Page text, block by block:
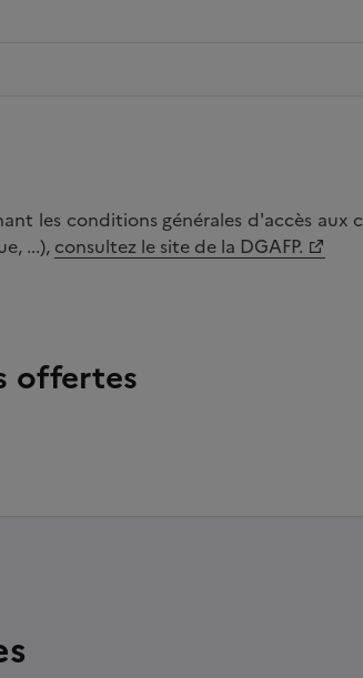
les conditions générales d'accès aux
...), consultez le site de la DGAFP.
offertes